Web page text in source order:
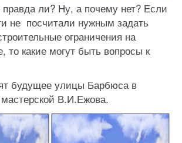
ли? Ну, а почему нет? Если
не посчитали нужным задать
ограничения на
то какие могут быть вопросы к
будущее улицы Барбюса в
мастерской В.И.Ежова.